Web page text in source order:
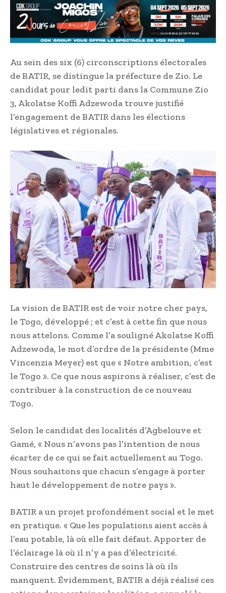
Au sein des six (6) circonscriptions électorales
de BATIR, se distingue la préfecture de Zio. Le
candidat pour ledit parti dans la Commune Zio
3, Akolatse Koffi Adzewoda trouve justifié
l’engagement de BATIR dans les élections
législatives et régionales.
La vision de BATIR est de voir notre cher pays,
le Togo, développé ; et c’est à cette fin que nous
nous attelons. Comme l’a souligné Akolatse Koffi
Adzewoda, le mot d’ordre de la présidente (Mme
Vincenzia Meyer) est que « Notre ambition, c’est
le Togo ». Ce que nous aspirons à réaliser, c’est de
contribuer à la construction de ce nouveau
Togo.
Selon le candidat des localités d’Agbelouve et
Gamé, « Nous n’avons pas l’intention de nous
écarter de ce qui se fait actuellement au Togo.
Nous souhaitons que chacun s’engage à porter
haut le développement de notre pays ».
BATIR a un projet profondément social et le met
en pratique. « Que les populations aient accès à
l’eau potable, là où elle fait défaut. Apporter de
l’éclairage là où il n’y a pas d’électricité.
Construire des centres de soins là où ils
manquent. Évidemment, BATIR a déjà réalisé ces